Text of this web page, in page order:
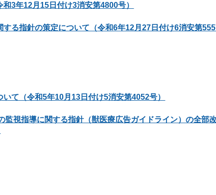
3年12月15日付け3消安第4800号）
る指針の策定について（令和6年12月27日付け6消安第
て（令和5年10月13日付け5消安第4052号）
視指導に関する指針（獣医療広告ガイドライン）の全部